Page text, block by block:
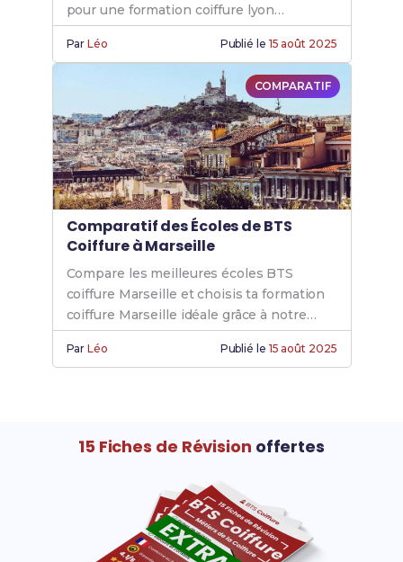
pour une formation coiffure lyon
exceptionnelle en tant qu’étudiant bts
coiffure lyon.
ParLéo Publié le 15 août 2025
COMPARATIF
Comparatif des Écoles de BTS
Coiffure à Marseille
Compare les meilleures écoles BTS
coiffure Marseille et choisis ta formation
coiffure Marseille idéale grâce à notre
comparatif écoles coiffure.
ParLéo Publié le 15 août 2025
15 Fiches de Révision offertes